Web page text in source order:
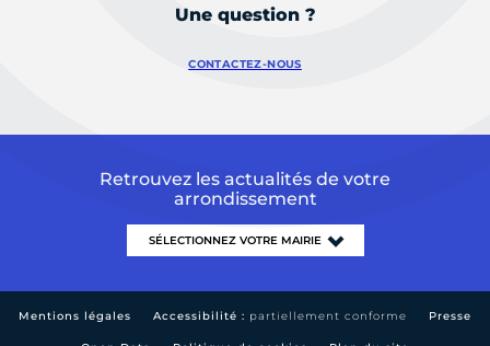
Une question ?
CONTACTEZ-NOUS
Retrouvez les actualités de votre
arrondissement
Mentions légales Accessibilité : partiellement conforme Presse